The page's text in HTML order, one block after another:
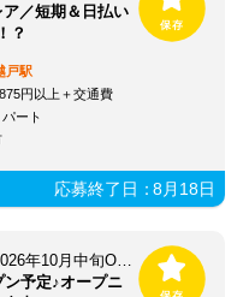
ア／短期＆日払い
？
戸駅
円以上＋交通費
ート
応募終了日：8月18日
ロピア 加須ビバモール店(仮称) ※2026年10月中旬OPEN予定
ン予定♪オープニ